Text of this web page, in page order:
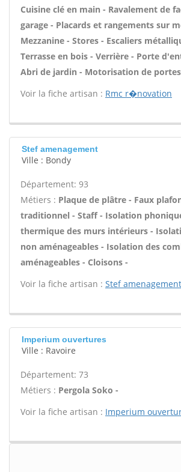
Cuisine clé en main - Ravalement de
garage - Placards et rangements sur
Mezzanine - Stores - Escaliers
Terrasse en bois - Verrière - Porte
Abri de jardin - Motorisation de
Voir la fiche artisan : Rmc r�novation
Stef amenagement
Ville : Bondy
Département: 93
Métiers : Plaque de plâtre - Faux
traditionnel - Staff - Isolation
thermique des murs intérieurs -
non aménageables - Isolation des
aménageables - Cloisons -
Voir la fiche artisan : Stef amenagement
Imperium ouvertures
Ville : Ravoire
Département: 73
Métiers : Pergola Soko -
Voir la fiche artisan : Imperium